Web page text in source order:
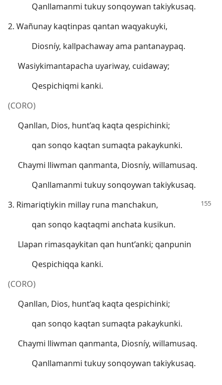
Qanllamanmi tukuy sonqoywan takiykusaq.
2. Wañunay kaqtinpas qantan waqyakuyki,
Diosníy, kallpachaway ama pantanaypaq.
Wasiykimantapacha uyariway, cuidaway;
Qespichiqmi kanki.
(CORO)
Qanllan, Dios, hunt’aq kaqta qespichinki;
qan sonqo kaqtan sumaqta pakaykunki.
Chaymi lliwman qanmanta, Diosníy, willamusaq.
Qanllamanmi tukuy sonqoywan takiykusaq.
3. Rimariqtiykin millay runa manchakun,
qan sonqo kaqtaqmi anchata kusikun.
Llapan rimasqaykitan qan hunt’anki; qanpunin
Qespichiqqa kanki.
(CORO)
Qanllan, Dios, hunt’aq kaqta qespichinki;
qan sonqo kaqtan sumaqta pakaykunki.
Chaymi lliwman qanmanta, Diosníy, willamusaq.
Qanllamanmi tukuy sonqoywan takiykusaq.